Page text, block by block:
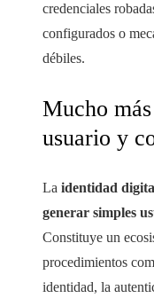
credenciales
configurados o
débiles.
Mucho
usuario y
La identidad
generar simples
Constituye un
procedimientos
identidad, la